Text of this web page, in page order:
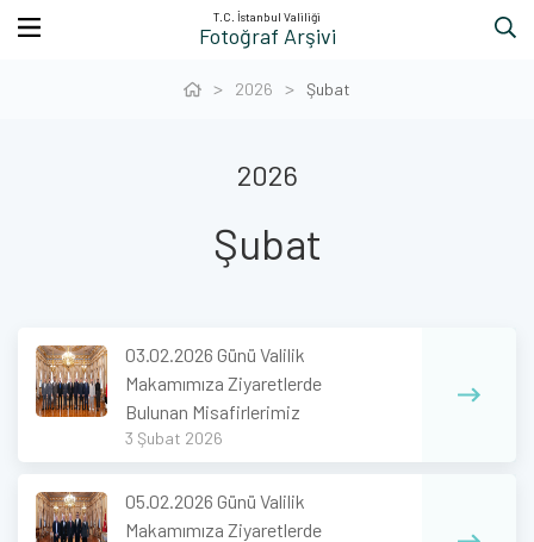
T.C. İstanbul Valiliği
Fotoğraf Arşivi
2026 Şubat
2026
Şubat
03.02.2026 Günü Valilik
Makamımıza Ziyaretlerde
Bulunan Misafirlerimiz
3 Şubat 2026
05.02.2026 Günü Valilik
Makamımıza Ziyaretlerde